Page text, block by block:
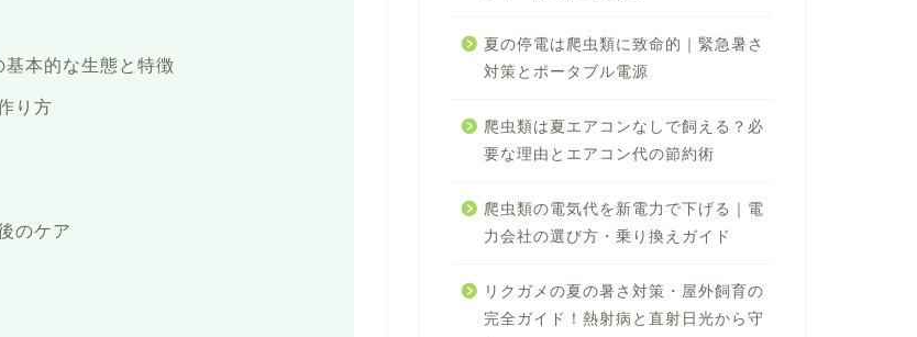
本的な生態と特徴
り方
のケア
夏の停電は爬虫類に致命的｜緊急暑さ
対策とポータブル電源
爬虫類は夏エアコンなしで飼える？必
要な理由とエアコン代の節約術
爬虫類の電気代を新電力で下げる｜電
力会社の選び方・乗り換えガイド
リクガメの夏の暑さ対策・屋外飼育の
完全ガイド！熱射病と直射日光から守